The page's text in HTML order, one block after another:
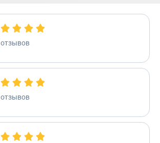
отзывов
отзывов